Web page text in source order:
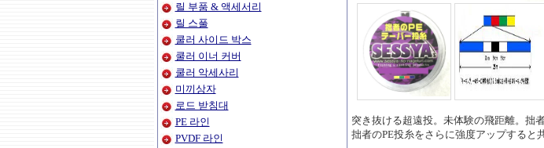
릴 부품 & 액세서리
릴 스풀
쿨러 사이드 박스
쿨러 이너 커버
쿨러 악세사리
미끼상자
로드 받침대
PE 라인
PVDF 라인
突き抜ける超遠投。未体験の飛距離。拙
拙者のPE投糸をさらに強度アップすると